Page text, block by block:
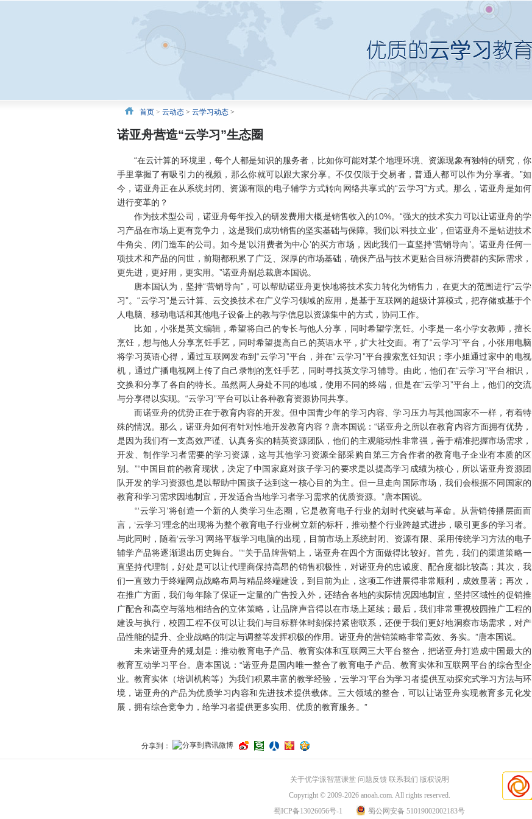
首页 > 云动态 > 云学习动态 >
诺亚舟营造“云学习”生态圈
“在云计算的环境里，每个人都是知识的服务者，比如你可能对某个地理环境、资源现象有独特的研究，你
手里掌握了有吸引力的视频，那么你就可以跟大家分享。不仅仅限于交易者，普通人都可以作为分享者。”如
今，诺亚舟正在从系统封闭、资源有限的电子辅学方式转向网络共享式的“云学习”方式。那么，诺亚舟是如何
进行变革的？
作为技术型公司，诺亚舟每年投入的研发费用大概是销售收入的10%。“强大的技术实力可以让诺亚舟的学
习产品在市场上更有竞争力，这是我们成功销售的坚实基础与保障。我们以‘科技立业’，但诺亚舟不是钻进技术
牛角尖、闭门造车的公司。如今是‘以消费者为中心’的买方市场，因此我们一直坚持‘营销导向’。诺亚舟任何一
项技术和产品的问世，前期都积累了广泛、深厚的市场基础，确保产品与技术更贴合目标消费群的实际需求，
更先进，更好用，更实用。”诺亚舟副总裁唐本国说。
唐本国认为，坚持“营销导向”，可以帮助诺亚舟更快地将技术实力转化为销售力，在更大的范围进行“云学
习”。“云学习”是云计算、云交换技术在广义学习领域的应用，是基于互联网的超级计算模式，把存储或基于个
人电脑、移动电话和其他电子设备上的教与学信息以资源集中的方式，协同工作。
比如，小张是英文编辑，希望将自己的专长与他人分享，同时希望学烹饪。小李是一名小学女教师，擅长
烹饪，想与他人分享烹饪手艺，同时希望提高自己的英语水平，扩大社交面。有了“云学习”平台，小张用电脑
将学习英语心得，通过互联网发布到“云学习”平台，并在“云学习”平台搜索烹饪知识；李小姐通过家中的电视
机，通过广播电视网上传了自己录制的烹饪手艺，同时寻找英文学习辅导。由此，他们在“云学习”平台相识，
交换和分享了各自的特长。虽然两人身处不同的地域，使用不同的终端，但是在“云学习”平台上，他们的交流
与分享得以实现。“云学习”平台可以让各种教育资源协同共享。
而诺亚舟的优势正在于教育内容的开发。但中国青少年的学习内容、学习压力与其他国家不一样，有着特
殊的情况。那么，诺亚舟如何有针对性地开发教育内容？唐本国说：“诺亚舟之所以在教育内容方面拥有优势，
是因为我们有一支高效严谨、认真务实的精英资源团队，他们的主观能动性非常强，善于精准把握市场需求，
开发、制作学习者需要的学习资源，这与其他学习资源全部采购自第三方合作者的教育电子企业有本质的区
别。”“中国目前的教育现状，决定了中国家庭对孩子学习的要求是以提高学习成绩为核心，所以诺亚舟资源团
队开发的学习资源也是以帮助中国孩子达到这一核心目的为主。但一旦走向国际市场，我们会根据不同国家的
教育和学习需求因地制宜，开发适合当地学习者学习需求的优质资源。”唐本国说。
“‘云学习’将创造一个新的人类学习生态圈，它是教育电子行业的划时代突破与革命。从营销传播层面而
言，‘云学习’理念的出现将为整个教育电子行业树立新的标杆，推动整个行业跨越式进步，吸引更多的学习者。
与此同时，随着‘云学习’网络平板学习电脑的出现，目前市场上系统封闭、资源有限、采用传统学习方法的电子
辅学产品将逐渐退出历史舞台。”“关于品牌营销上，诺亚舟在四个方面做得比较好。首先，我们的渠道策略一
直坚持代理制，好处是可以让代理商保持高昂的销售积极性，对诺亚舟的忠诚度、配合度都比较高；其次，我
们一直致力于终端网点战略布局与精品终端建设，到目前为止，这项工作进展得非常顺利，成效显著；再次，
在推广方面，我们每年除了保证一定量的广告投入外，还结合各地的实际情况因地制宜，坚持区域性的促销推
广配合和高空与落地相结合的立体策略，让品牌声音得以在市场上延续；最后，我们非常重视校园推广工程的
建设与执行，校园工程不仅可以让我们与目标群体时刻保持紧密联系，还便于我们更好地洞察市场需求，对产
品性能的提升、企业战略的制定与调整等发挥积极的作用。诺亚舟的营销策略非常高效、务实。”唐本国说。
未来诺亚舟的规划是：推动教育电子产品、教育实体和互联网三大平台整合，把诺亚舟打造成中国最大的
教育互动学习平台。唐本国说：“诺亚舟是国内唯一整合了教育电子产品、教育实体和互联网平台的综合型企
业。教育实体（培训机构等）为我们积累丰富的教学经验，‘云学习’平台为学习者提供互动探究式学习方法与环
境，诺亚舟的产品为优质学习内容和先进技术提供载体。三大领域的整合，可以让诺亚舟实现教育多元化发
展，拥有综合竞争力，给学习者提供更多实用、优质的教育服务。”
分享到：
关于优学派智慧课堂 问题反馈 联系我们 版权说明
Copyright © 2009-2026 anoah.com. All rights reserved.
蜀ICP备13026056号-1
蜀公网安备 51019002002183号